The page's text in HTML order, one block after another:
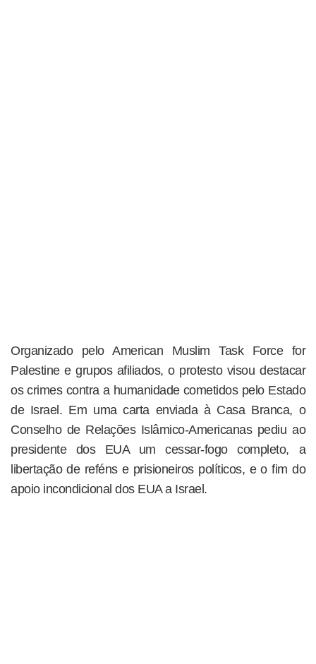
Organizado pelo American Muslim Task Force for
Palestine e grupos afiliados, o protesto visou destacar
os crimes contra a humanidade cometidos pelo Estado
de Israel. Em uma carta enviada à Casa Branca, o
Conselho de Relações Islâmico-Americanas pediu ao
presidente dos EUA um cessar-fogo completo, a
libertação de reféns e prisioneiros políticos, e o fim do
apoio incondicional dos EUA a Israel.